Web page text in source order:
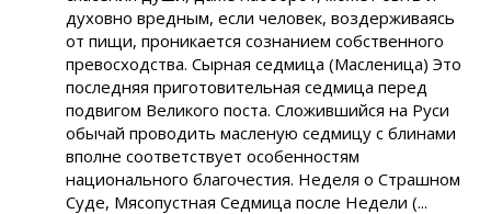
духовно вредным, если человек, воздерживаясь
от пищи, проникается сознанием собственного
превосходства. Сырная седмица (Масленица) Это
последняя приготовительная седмица перед
подвигом Великого поста. Сложившийся на Руси
обычай проводить масленую седмицу с блинами
вполне соответствует особенностям
национального благочестия. Неделя о Страшном
Суде, Мясопустная Седмица после Недели (...